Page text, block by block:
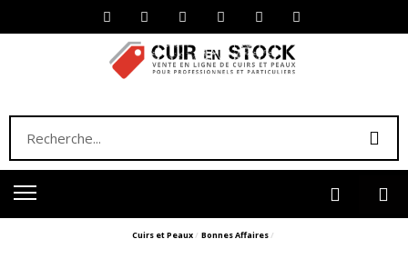
Cuirs et Peaux Bonnes Affaires